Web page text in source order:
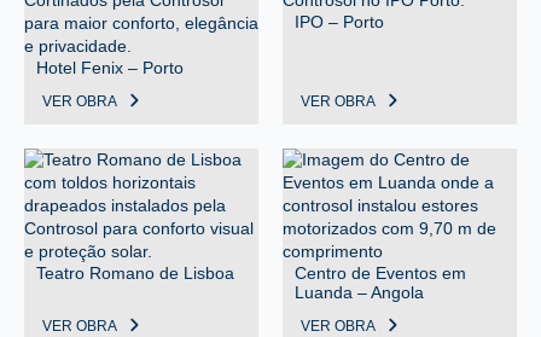
Hotel Fenix – Porto
VER OBRA
IPO – Porto
VER OBRA
Teatro Romano de Lisboa
VER OBRA
Centro de Eventos em
Luanda – Angola
VER OBRA